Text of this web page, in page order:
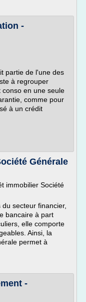
-
partie de l'une des
à regrouper
conso en une seule
comme pour
à un crédit
Générale
immobilier Société
secteur financier,
bancaire à part
elle comporte
Ainsi, la
permet à
-